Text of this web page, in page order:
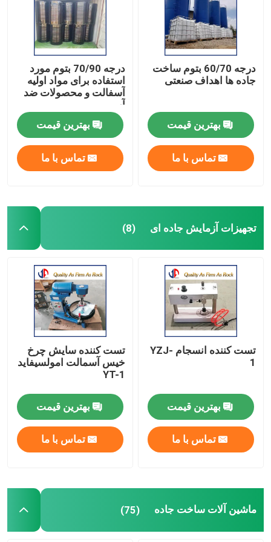
محصولات
دربارهی ما
کارخانه تور
کنترل کیفیت
اخبار
تجهیزات آزمایش جاده ای
درجه 60/70 بتوم ساخت
جاده ها اهداف صنعتی
بهترین قیمت
تماس با ما
درجه 70/90 بتوم مورد
استفاده برای مواد اولیه
آسفالت و محصولات ضد
آب
بهترین قیمت
تماس با ما
تجهیزات آزمایش جاده ای (8)
تست کننده انسجام YZJ-
1
بهترین قیمت
تماس با ما
تست کننده سایش چرخ
خیس آسمالت امولسیفاید
YT-1
بهترین قیمت
تماس با ما
ماشین آلات ساخت جاده (75)